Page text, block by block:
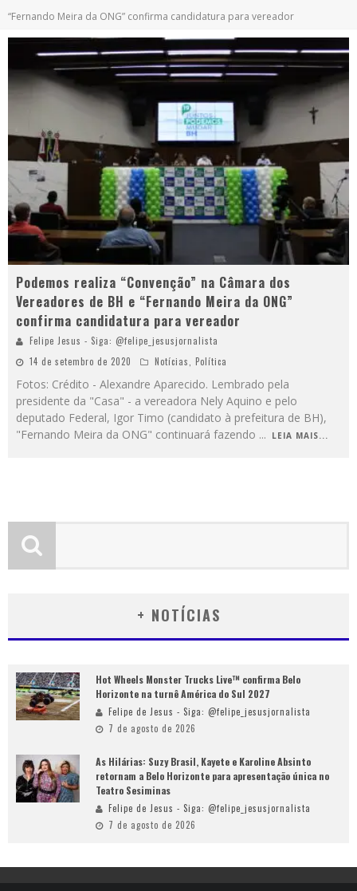
“Fernando Meira da ONG” confirma candidatura para vereador
Podemos realiza “Convenção” na Câmara dos
Vereadores de BH e “Fernando Meira da ONG”
confirma candidatura para vereador
Felipe Jesus - Siga: @felipe_jesusjornalista
14 de setembro de 2020
Notícias, Política
Fotos: Crédito - Alexandre Aparecido. Lembrado pela
presidente da "Casa" - a vereadora Nely Aquino e pelo
deputado Federal, Igor Timo (candidato à prefeitura de BH),
"Fernando Meira da ONG" continuará fazendo ... LEIA MAIS...
+ NOTÍCIAS
Hot Wheels Monster Trucks Live™ confirma Belo
Horizonte na turnê América do Sul 2027
Felipe de Jesus - Siga: @felipe_jesusjornalista
7 de agosto de 2026
As Hilárias: Suzy Brasil, Kayete e Karoline Absinto
retornam a Belo Horizonte para apresentação única no
Teatro Sesiminas
Felipe de Jesus - Siga: @felipe_jesusjornalista
7 de agosto de 2026